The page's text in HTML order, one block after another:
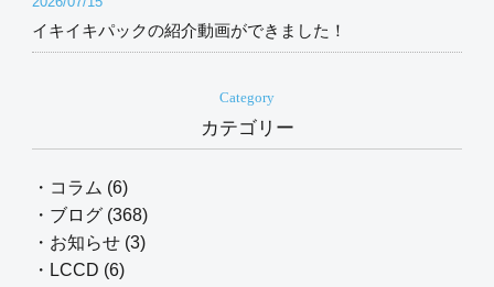
イキイキパックの紹介動画ができました！
Category
カテゴリー
・コラム (6)
・ブログ (368)
・お知らせ (3)
・LCCD (6)